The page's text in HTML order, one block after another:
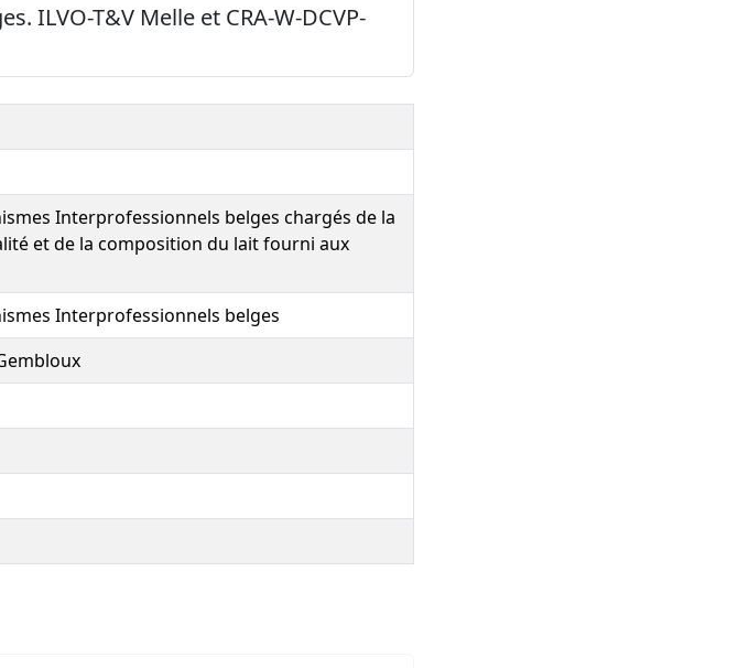
ILVO-T&V Melle et CRA-W-DCVP-
Interprofessionnels belges chargés de la
et de la composition du lait fourni aux
Interprofessionnels belges